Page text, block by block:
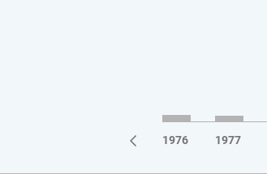
1975 1976 1977